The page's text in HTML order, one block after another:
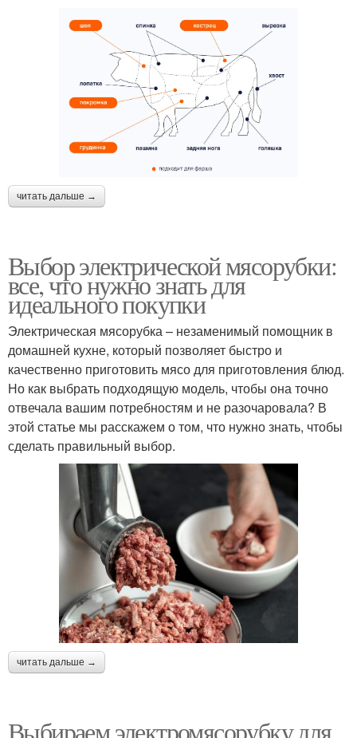
читать дальше →
Выбор электрической мясорубки:
все, что нужно знать для
идеального покупки
Электрическая мясорубка – незаменимый помощник в
домашней кухне, который позволяет быстро и
качественно приготовить мясо для приготовления блюд.
Но как выбрать подходящую модель, чтобы она точно
отвечала вашим потребностям и не разочаровала? В
этой статье мы расскажем о том, что нужно знать, чтобы
сделать правильный выбор.
читать дальше →
Выбираем электромясорубку для